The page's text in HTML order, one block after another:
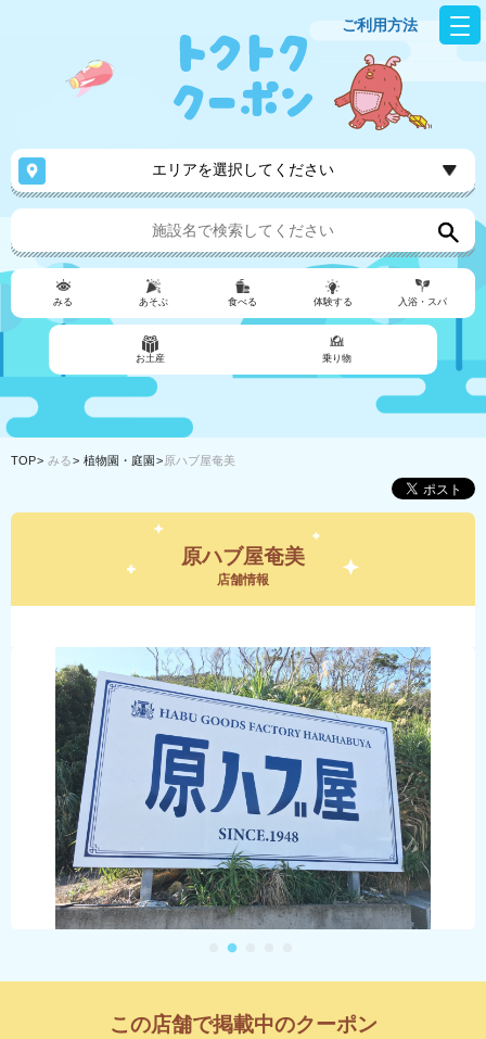
ご利用方法
エリアを選択してください
みる あそぶ 食べる 体験する 入浴・スパ
お土産 乗り物
TOP みる 植物園・庭園 原ハブ屋奄美
原ハブ屋奄美
店舗情報
この店舗で掲載中のクーポン